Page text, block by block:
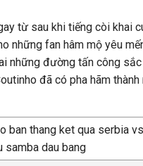
từ sau khi tiếng còi khai
những fan hâm mộ yêu
những đường tấn công
đã có pha hãm